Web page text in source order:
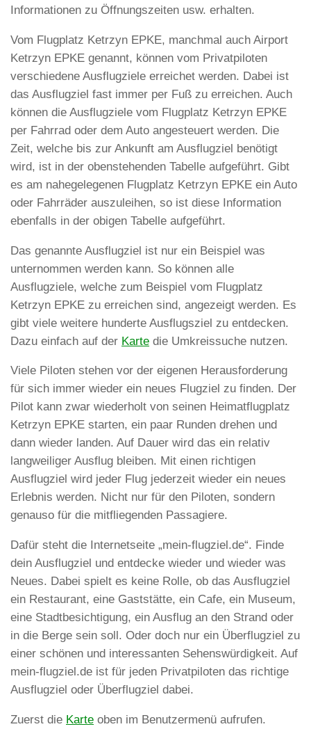
Informationen zu Öffnungszeiten usw. erhalten.
Vom Flugplatz Ketrzyn EPKE, manchmal auch Airport
Ketrzyn EPKE genannt, können vom Privatpiloten
verschiedene Ausflugziele erreichet werden. Dabei ist
das Ausflugziel fast immer per Fuß zu erreichen. Auch
können die Ausflugziele vom Flugplatz Ketrzyn EPKE
per Fahrrad oder dem Auto angesteuert werden. Die
Zeit, welche bis zur Ankunft am Ausflugziel benötigt
wird, ist in der obenstehenden Tabelle aufgeführt. Gibt
es am nahegelegenen Flugplatz Ketrzyn EPKE ein Auto
oder Fahrräder auszuleihen, so ist diese Information
ebenfalls in der obigen Tabelle aufgeführt.
Das genannte Ausflugziel ist nur ein Beispiel was
unternommen werden kann. So können alle
Ausflugziele, welche zum Beispiel vom Flugplatz
Ketrzyn EPKE zu erreichen sind, angezeigt werden. Es
gibt viele weitere hunderte Ausflugsziel zu entdecken.
Dazu einfach auf der Karte die Umkreissuche nutzen.
Viele Piloten stehen vor der eigenen Herausforderung
für sich immer wieder ein neues Flugziel zu finden. Der
Pilot kann zwar wiederholt von seinen Heimatflugplatz
Ketrzyn EPKE starten, ein paar Runden drehen und
dann wieder landen. Auf Dauer wird das ein relativ
langweiliger Ausflug bleiben. Mit einen richtigen
Ausflugziel wird jeder Flug jederzeit wieder ein neues
Erlebnis werden. Nicht nur für den Piloten, sondern
genauso für die mitfliegenden Passagiere.
Dafür steht die Internetseite „mein-flugziel.de“. Finde
dein Ausflugziel und entdecke wieder und wieder was
Neues. Dabei spielt es keine Rolle, ob das Ausflugziel
ein Restaurant, eine Gaststätte, ein Cafe, ein Museum,
eine Stadtbesichtigung, ein Ausflug an den Strand oder
in die Berge sein soll. Oder doch nur ein Überflugziel zu
einer schönen und interessanten Sehenswürdigkeit. Auf
mein-flugziel.de ist für jeden Privatpiloten das richtige
Ausflugziel oder Überflugziel dabei.
Zuerst die Karte oben im Benutzermenü aufrufen.